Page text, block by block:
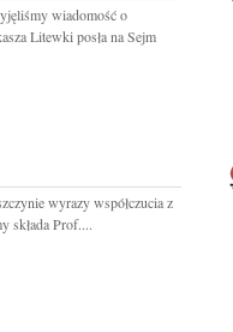
wiadomość o
Litewki posła na Sejm
wyrazy współczucia z
składa Prof....